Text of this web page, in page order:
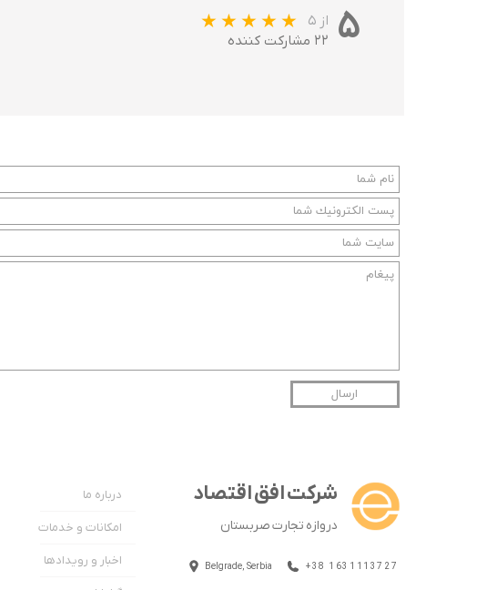
۵ از ۵
۲۲ مشارکت کننده
ارسال
شرکت افق اقتصاد
دروازه تجارت صربستان
Belgrade, Serbia +38 1631113727
درباره ما
امکانات و خدمات
اخبار و رویدادها